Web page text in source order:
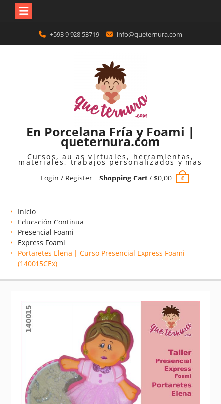
content
+593 9 928 53719 info@queternura.com
En Porcelana Fría y Foami |
queternura.com
Cursos, aulas virtuales, herramientas,
materiales, trabajos personalizados y mas
Login / Register
Shopping Cart/ $0,00 0
Inicio
Educación Continua
Presencial Foami
Express Foami
Portaretes Elena | Curso Presencial Express Foami
(140015CEx)